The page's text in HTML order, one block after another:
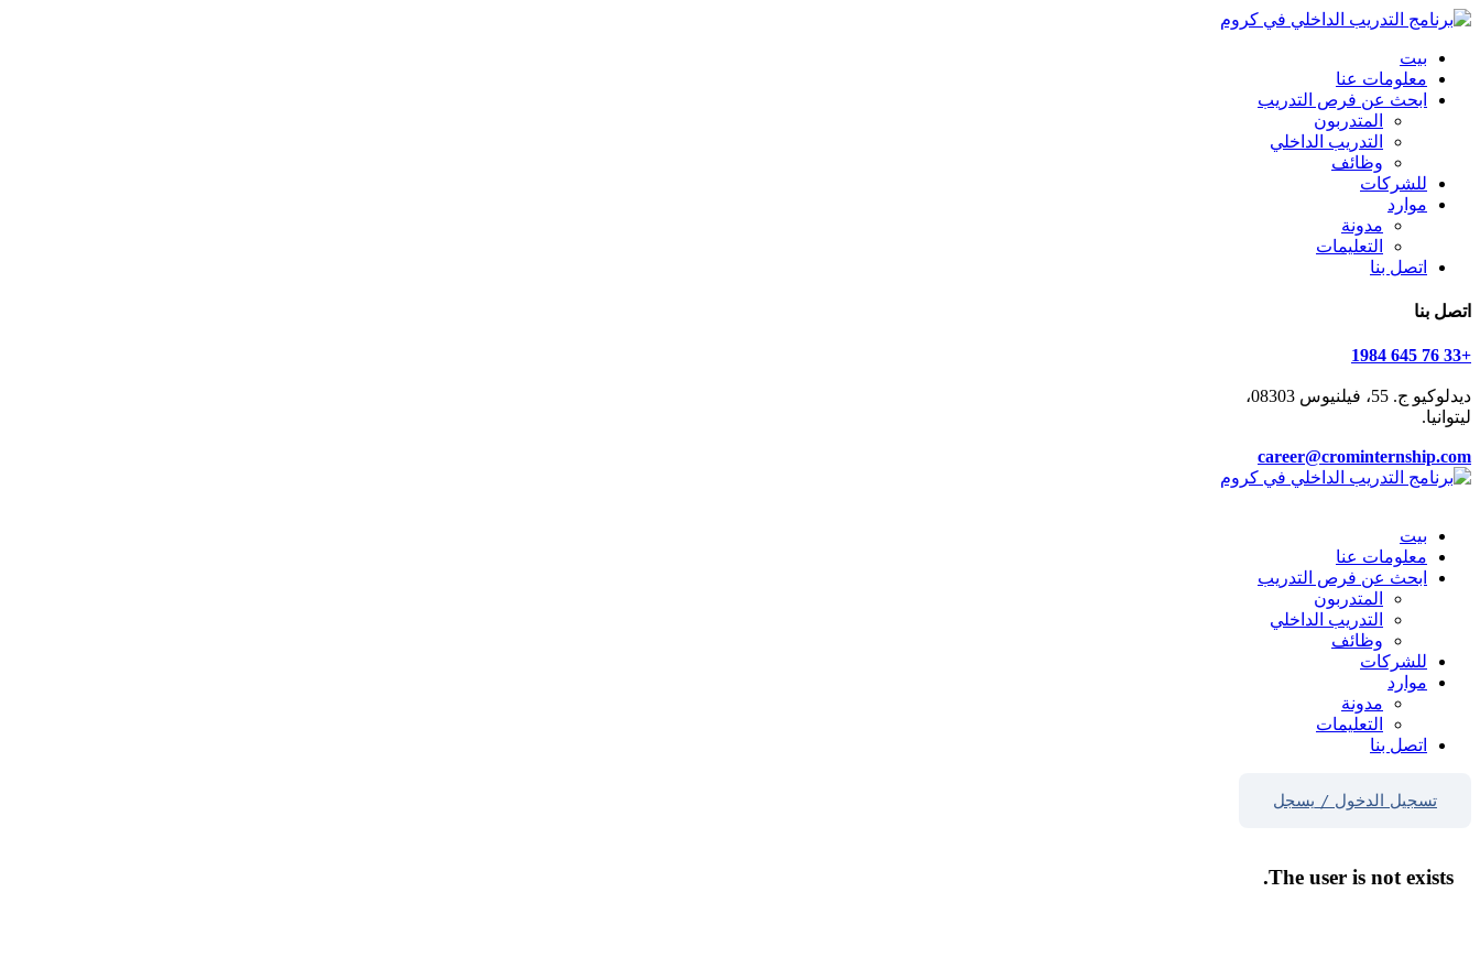
بيت
معلومات عنا
ابحث عن فرص التدريب
المتدربون
التدريب الداخلي
وظائف
للشركات
موارد
مدونة
التعليمات
اتصل بنا
اتصل بنا
+33 76 645 1984
ديدلوكيو ج. 55، فيلنيوس 08303،
ليتوانيا.
career@crominternship.com
بيت
معلومات عنا
ابحث عن فرص التدريب
المتدربون
التدريب الداخلي
وظائف
للشركات
موارد
مدونة
التعليمات
اتصل بنا
تسجيل الدخول / يسجل
The user is not exists.